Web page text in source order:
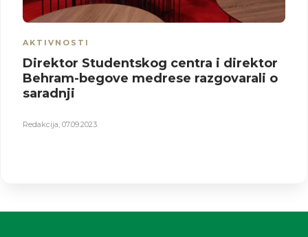
AKTIVNOSTI
Direktor Studentskog centra i direktor
Behram-begove medrese razgovarali o
saradnji
Redakcija, 07.09.2023.